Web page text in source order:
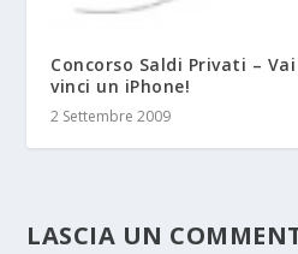
Concorso Saldi Privati –
vinci un iPhone!
2 Settembre 2009
LASCIA UN